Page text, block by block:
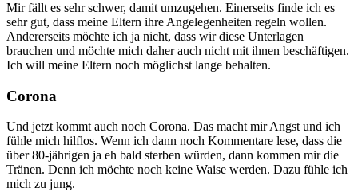
Mir fällt es sehr schwer, damit umzugehen. Einerseits finde ich es
sehr gut, dass meine Eltern ihre Angelegenheiten regeln wollen.
Andererseits möchte ich ja nicht, dass wir diese Unterlagen
brauchen und möchte mich daher auch nicht mit ihnen beschäftigen.
Ich will meine Eltern noch möglichst lange behalten.
Corona
Und jetzt kommt auch noch Corona. Das macht mir Angst und ich
fühle mich hilflos. Wenn ich dann noch Kommentare lese, dass die
über 80-jährigen ja eh bald sterben würden, dann kommen mir die
Tränen. Denn ich möchte noch keine Waise werden. Dazu fühle ich
mich zu jung.